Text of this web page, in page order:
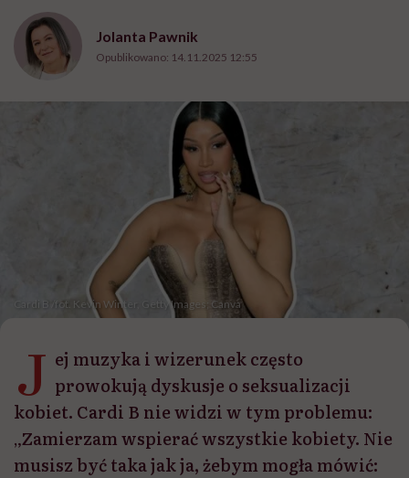
Jolanta Pawnik
Opublikowano: 14.11.2025 12:55
Cardi B /fot. Kevin Winter, Getty Images; Canva
J ej muzyka i wizerunek często
prowokują dyskusje o seksualizacji
kobiet. Cardi B nie widzi w tym problemu:
„Zamierzam wspierać wszystkie kobiety. Nie
musisz być taka jak ja, żebym mogła mówić: